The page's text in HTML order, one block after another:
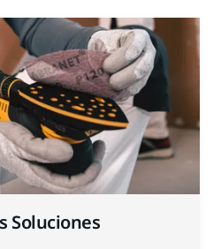
Soluciones